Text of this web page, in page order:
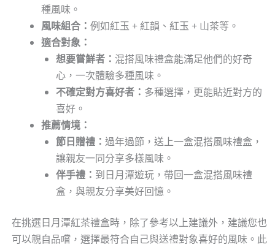
種風味。
風味組合： 例如紅玉 + 紅韻、紅玉 + 山茶等。
適合對象：
想要嘗鮮者： 混搭風味禮盒能滿足他們的好奇
心，一次體驗多種風味。
不確定對方喜好者： 多種選擇，更能貼近對方的
喜好。
推薦情境：
節日贈禮： 過年過節，送上一盒混搭風味禮盒，
讓親友一同分享多樣風味。
伴手禮： 到日月潭遊玩，帶回一盒混搭風味禮
盒，與親友分享美好回憶。
在挑選日月潭紅茶禮盒時，除了參考以上建議外，建議您也
可以親自品嚐，選擇最符合自己與送禮對象喜好的風味。此